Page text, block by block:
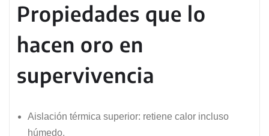
Propiedades que lo
hacen oro en
supervivencia
Aislación térmica superior: retiene calor incluso
húmedo.